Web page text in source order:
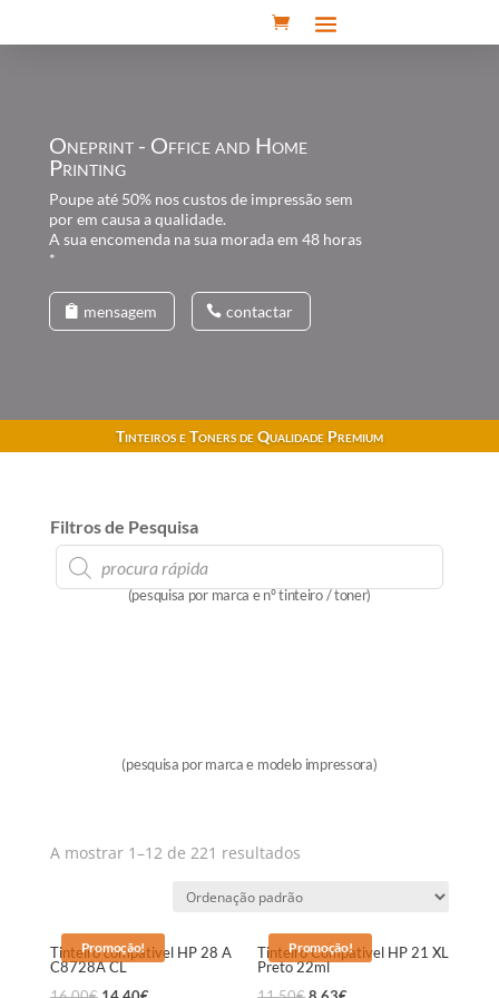
Oneprint - Office and Home
Printing
Poupe até 50% nos custos de impressão sem
por em causa a qualidade.
A sua encomenda na sua morada em 48 horas
*
mensagem contactar
Tinteiros e Toners de Qualidade Premium
Filtros de Pesquisa
Products
search
(pesquisa por marca e nº tinteiro / toner)
(pesquisa por marca e modelo impressora)
A mostrar 1–12 de 221 resultados
Promoção!
Tinteiro compativel HP 28 A
C8728A CL
Promoção!
Tinteiro Compativel HP 21 XL
Preto 22ml